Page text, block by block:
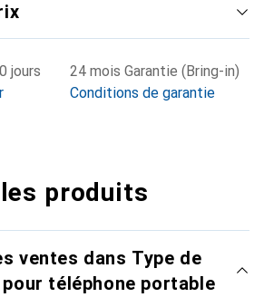
jours
24 mois Garantie (Bring-in)
Conditions de garantie
produits
ventes dans Type de
téléphone portable